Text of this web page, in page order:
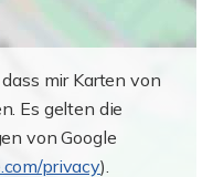
mir Karten von
Es gelten die
von Google
privacy).